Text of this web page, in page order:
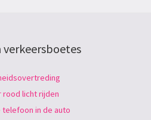
verkeersboetes
rood licht rijden
telefoon in de auto